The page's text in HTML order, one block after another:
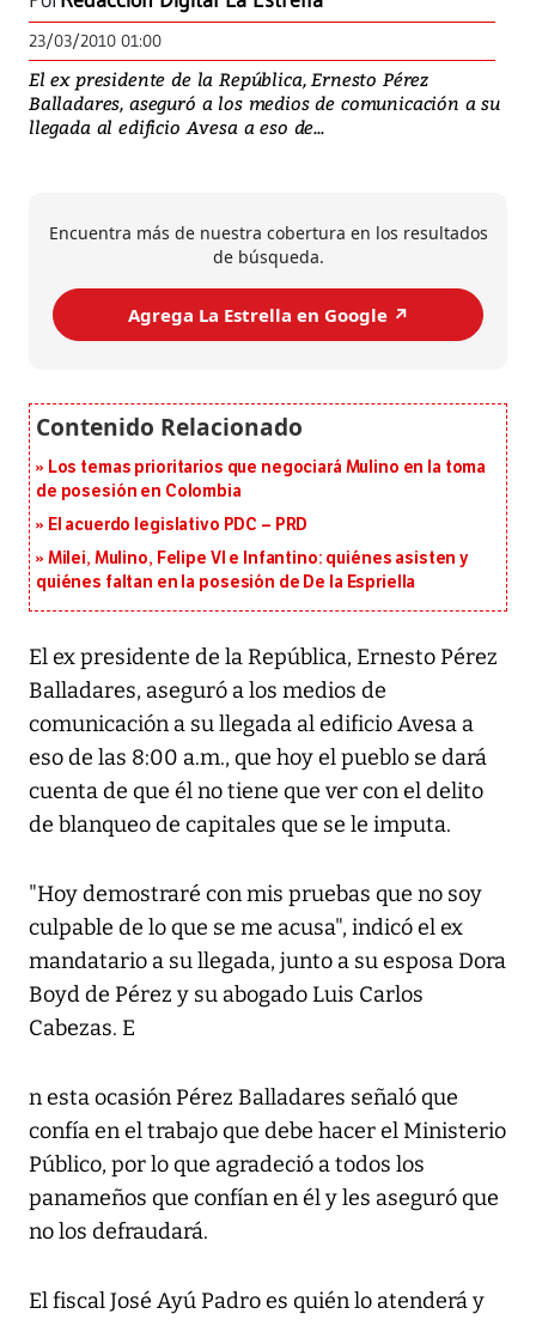
23/03/2010 01:00
El ex presidente de la República, Ernesto Pérez
Balladares, aseguró a los medios de comunicación a su
llegada al edificio Avesa a eso de...
Encuentra más de nuestra cobertura en los resultados
de búsqueda.
Agrega La Estrella en Google ↗️
Los temas prioritarios que negociará Mulino en la toma
de posesión en Colombia
El acuerdo legislativo PDC – PRD
Milei, Mulino, Felipe VI e Infantino: quiénes asisten y
quiénes faltan en la posesión de De la Espriella
El ex presidente de la República, Ernesto Pérez
Balladares, aseguró a los medios de
comunicación a su llegada al edificio Avesa a
eso de las 8:00 a.m., que hoy el pueblo se dará
cuenta de que él no tiene que ver con el delito
de blanqueo de capitales que se le imputa.
"Hoy demostraré con mis pruebas que no soy
culpable de lo que se me acusa", indicó el ex
mandatario a su llegada, junto a su esposa Dora
Boyd de Pérez y su abogado Luis Carlos
Cabezas. E
n esta ocasión Pérez Balladares señaló que
confía en el trabajo que debe hacer el Ministerio
Público, por lo que agradeció a todos los
panameños que confían en él y les aseguró que
no los defraudará.
El fiscal José Ayú Padro es quién lo atenderá y